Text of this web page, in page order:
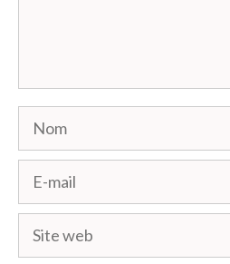
Nom
mail
Site
web